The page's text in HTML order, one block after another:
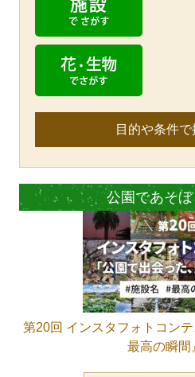
目的や条件で
公園であそ
第20回 インスタフォトコン
最高の瞬間